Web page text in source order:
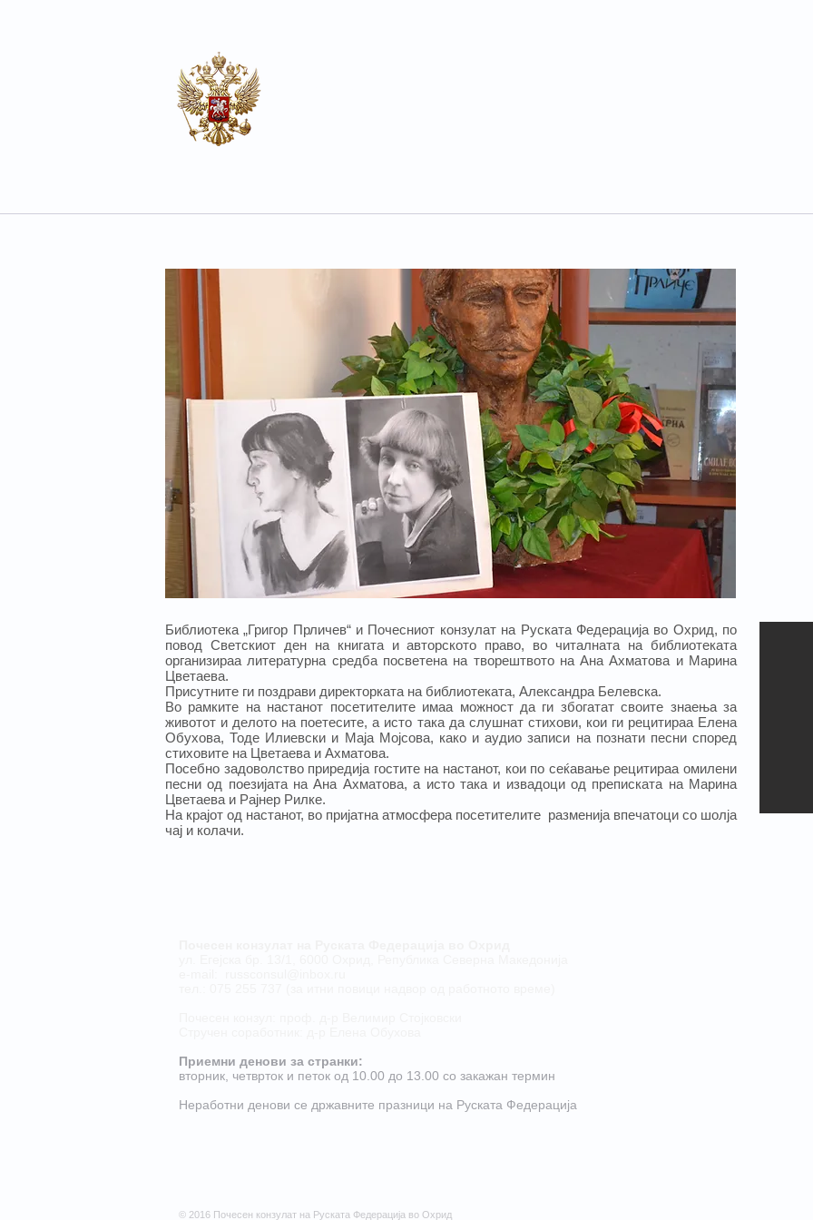
Библиотека „Григор Прличев“ и Почесниот конзулат на Руската Федерација во Охрид, по
повод Светскиот ден на книгата и авторското право, во читалната на библиотеката
организираа литературна средба посветена на творештвото на Ана Ахматова и Марина
Цветаева.
Присутните ги поздрави директорката на библиотеката, Александра Белевска.
Во рамките на настанот посетителите имаа можност да ги збогатат своите знаења за
животот и делото на поетесите, а исто така да слушнат стихови, кои ги рецитираа Елена
Обухова, Тоде Илиевски и Маjа Моjсова, како и аудио записи на познати песни според
стиховите на Цветаева и Ахматова.
Посебно задоволство приредиjа гостите на настанот, кои по сеќавање рецитираа омилени
песни од поезијата на Ана Ахматова, а исто така и извадоци од преписката на Марина
Цветаева и Рајнер Рилке.
На крајот од настанот, во пријатна атмосфера посетителите разменија впечатоци со шолjа
чаj и колачи.
Приемни денови за странки:
​вторник, четврток и петок од 10.00 до 13.00 со закажан термин
Неработни денови се државните празници на Руската Федерациjа
© 2016 Почесен конзулат на Руската Федерација во Охрид